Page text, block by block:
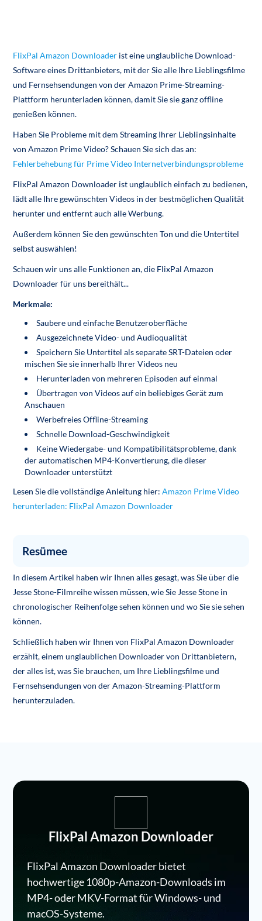
FlixPal Amazon Downloader ist eine unglaubliche Download-
Software eines Drittanbieters, mit der Sie alle Ihre Lieblingsfilme
und Fernsehsendungen von der Amazon Prime-Streaming-
Plattform herunterladen können, damit Sie sie ganz offline
genießen können.
Haben Sie Probleme mit dem Streaming Ihrer Lieblingsinhalte
von Amazon Prime Video? Schauen Sie sich das an:
Fehlerbehebung für Prime Video Internetverbindungsprobleme
FlixPal Amazon Downloader ist unglaublich einfach zu bedienen,
lädt alle Ihre gewünschten Videos in der bestmöglichen Qualität
herunter und entfernt auch alle Werbung.
Außerdem können Sie den gewünschten Ton und die Untertitel
selbst auswählen!
Schauen wir uns alle Funktionen an, die FlixPal Amazon
Downloader für uns bereithält...
Merkmale:
Saubere und einfache Benutzeroberfläche
Ausgezeichnete Video- und Audioqualität
Speichern Sie Untertitel als separate SRT-Dateien oder
mischen Sie sie innerhalb Ihrer Videos neu
Herunterladen von mehreren Episoden auf einmal
Übertragen von Videos auf ein beliebiges Gerät zum
Anschauen
Werbefreies Offline-Streaming
Schnelle Download-Geschwindigkeit
Keine Wiedergabe- und Kompatibilitätsprobleme, dank
der automatischen MP4-Konvertierung, die dieser
Downloader unterstützt
Lesen Sie die vollständige Anleitung hier:Amazon Prime Video
herunterladen: FlixPal Amazon Downloader
Resümee
In diesem Artikel haben wir Ihnen alles gesagt, was Sie über die
Jesse Stone-Filmreihe wissen müssen, wie Sie Jesse Stone in
chronologischer Reihenfolge sehen können und wo Sie sie sehen
können.
Schließlich haben wir Ihnen von FlixPal Amazon Downloader
erzählt, einem unglaublichen Downloader von Drittanbietern,
der alles ist, was Sie brauchen, um Ihre Lieblingsfilme und
Fernsehsendungen von der Amazon-Streaming-Plattform
herunterzuladen.
FlixPal Amazon Downloader
FlixPal Amazon Downloader bietet
hochwertige 1080p-Amazon-Downloads im
MP4- oder MKV-Format für Windows- und
macOS-Systeme.